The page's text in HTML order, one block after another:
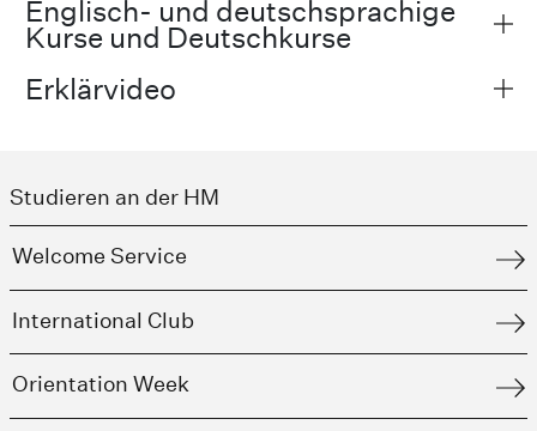
Englisch- und deutschsprachige
Kurse und Deutschkurse
Erklärvideo
Studieren an der HM
Welcome Service
International Club
Orientation Week